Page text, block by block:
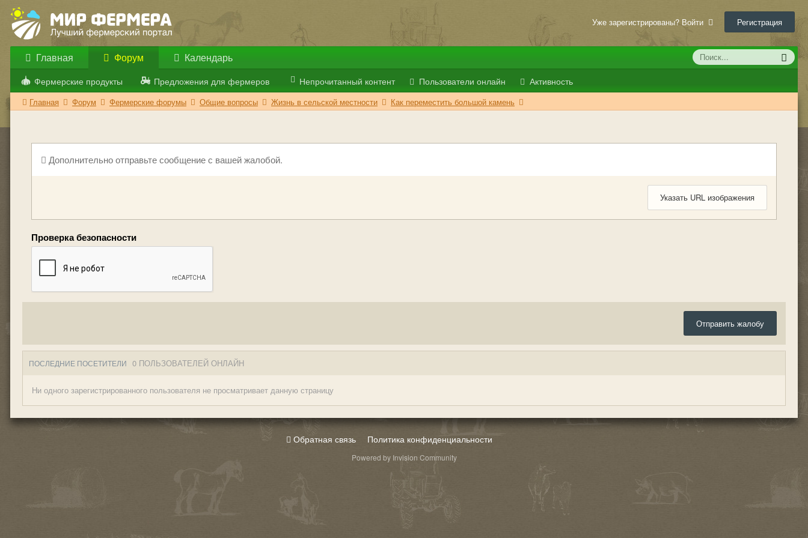
Уже зарегистрированы? Войти Регистрация
Главная Форум
Фермерские продукты Предложения для фермеров Непрочитанный контент Пользователи онлайн Активность
Календарь
Главная Форум Фермерские форумы Общие вопросы Жизнь в сельской местности Как переместить большой камень
Дополнительно отправьте сообщение с вашей жалобой.
Указать URL изображения
Проверка безопасности
Отправить жалобу
ПОСЛЕДНИЕ ПОСЕТИТЕЛИ 0 ПОЛЬЗОВАТЕЛЕЙ ОНЛАЙН
Ни одного зарегистрированного пользователя не просматривает данную страницу
Обратная связь Политика конфиденциальности
Powered by Invision Community